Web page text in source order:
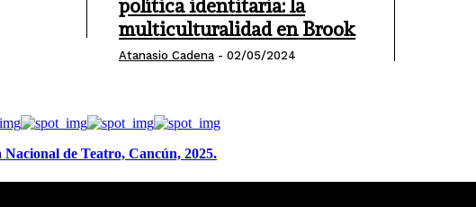
política identitaria: la
multiculturalidad en Brook
Atanasio Cadena - 02/05/2024
de Teatro, Cancún, 2025.